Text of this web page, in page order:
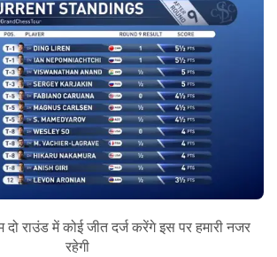
राउंड में कोई जीत दर्ज करेंगे इस पर हमारी नजर
रहेगी